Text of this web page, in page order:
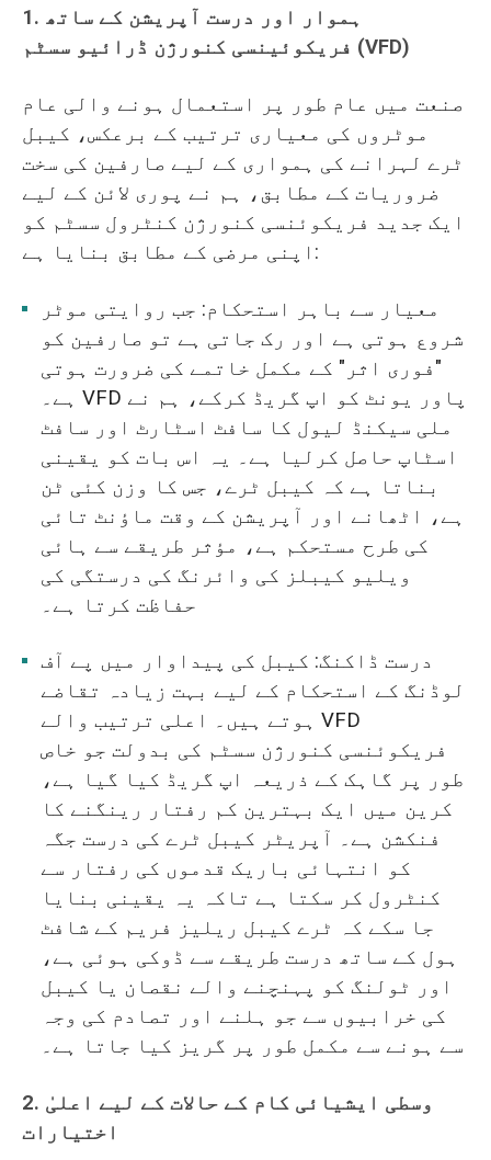
1. ہموار اور درست آپریشن کے ساتھ
فریکوئینسی کنورژن ڈرائیو سسٹم (VFD)
صنعت میں عام طور پر استعمال ہونے والی عام
موٹروں کی معیاری ترتیب کے برعکس، کیبل
ٹرے لہرانے کی ہمواری کے لیے صارفین کی سخت
ضروریات کے مطابق، ہم نے پوری لائن کے لیے
ایک جدید فریکوئنسی کنورژن کنٹرول سسٹم کو
اپنی مرضی کے مطابق بنایا ہے:
معیار سے باہر استحکام: جب روایتی موٹر
شروع ہوتی ہے اور رک جاتی ہے تو صارفین کو
"فوری اثر" کے مکمل خاتمے کی ضرورت ہوتی
ہے۔ VFD پاور یونٹ کو اپ گریڈ کرکے، ہم نے
ملی سیکنڈ لیول کا سافٹ اسٹارٹ اور سافٹ
اسٹاپ حاصل کرلیا ہے۔ یہ اس بات کو یقینی
بناتا ہے کہ کیبل ٹرے، جس کا وزن کئی ٹن
ہے، اٹھانے اور آپریشن کے وقت ماؤنٹ تائی
کی طرح مستحکم ہے، مؤثر طریقے سے ہائی
ویلیو کیبلز کی وائرنگ کی درستگی کی
حفاظت کرتا ہے۔
درست ڈاکنگ: کیبل کی پیداوار میں پے آف
لوڈنگ کے استحکام کے لیے بہت زیادہ تقاضے
ہوتے ہیں۔ اعلی ترتیب والے VFD
فریکوئنسی کنورژن سسٹم کی بدولت جو خاص
طور پر گاہک کے ذریعہ اپ گریڈ کیا گیا ہے،
کرین میں ایک بہترین کم رفتار رینگنے کا
فنکشن ہے۔ آپریٹر کیبل ٹرے کی درست جگہ
کو انتہائی باریک قدموں کی رفتار سے
کنٹرول کر سکتا ہے تاکہ یہ یقینی بنایا
جا سکے کہ ٹرے کیبل ریلیز فریم کے شافٹ
ہول کے ساتھ درست طریقے سے ڈوکی ہوئی ہے،
اور ٹولنگ کو پہنچنے والے نقصان یا کیبل
کی خرابیوں سے جو ہلنے اور تصادم کی وجہ
سے ہونے سے مکمل طور پر گریز کیا جاتا ہے۔
2. وسطی ایشیائی کام کے حالات کے لیے اعلیٰ
اختیارات